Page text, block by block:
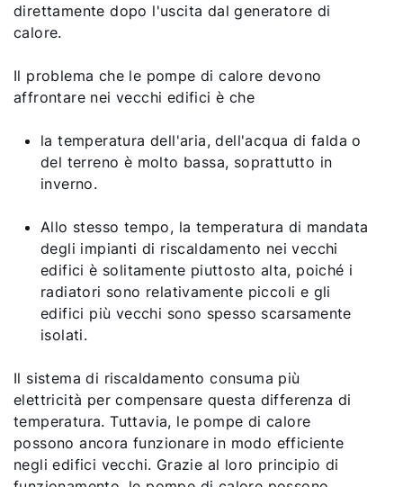
direttamente dopo l'uscita dal generatore di
calore.
Il problema che le pompe di calore devono
affrontare nei vecchi edifici è che
la temperatura dell'aria, dell'acqua di falda o
del terreno è molto bassa, soprattutto in
inverno.
Allo stesso tempo, la temperatura di mandata
degli impianti di riscaldamento nei vecchi
edifici è solitamente piuttosto alta, poiché i
radiatori sono relativamente piccoli e gli
edifici più vecchi sono spesso scarsamente
isolati.
Il sistema di riscaldamento consuma più
elettricità per compensare questa differenza di
temperatura. Tuttavia, le pompe di calore
possono ancora funzionare in modo efficiente
negli edifici vecchi. Grazie al loro principio di